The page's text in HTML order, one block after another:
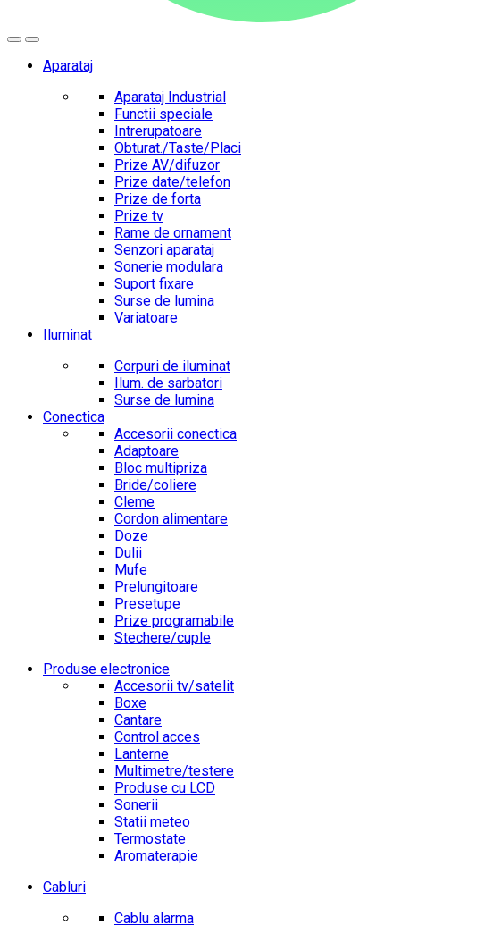
Aparataj
Aparataj Industrial
Functii speciale
Intrerupatoare
Obturat./Taste/Placi
Prize AV/difuzor
Prize date/telefon
Prize de forta
Prize tv
Rame de ornament
Senzori aparataj
Sonerie modulara
Suport fixare
Surse de lumina
Variatoare
Iluminat
Corpuri de iluminat
Ilum. de sarbatori
Surse de lumina
Conectica
Accesorii conectica
Adaptoare
Bloc multipriza
Bride/coliere
Cleme
Cordon alimentare
Doze
Dulii
Mufe
Prelungitoare
Presetupe
Prize programabile
Stechere/cuple
Produse electronice
Accesorii tv/satelit
Boxe
Cantare
Control acces
Lanterne
Multimetre/testere
Produse cu LCD
Sonerii
Statii meteo
Termostate
Aromaterapie
Cabluri
Cablu alarma